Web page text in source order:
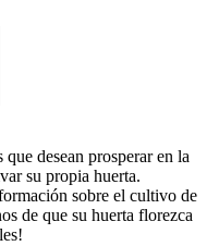
que desean prosperar en la
su propia huerta.
sobre el cultivo de
de que su huerta florezca